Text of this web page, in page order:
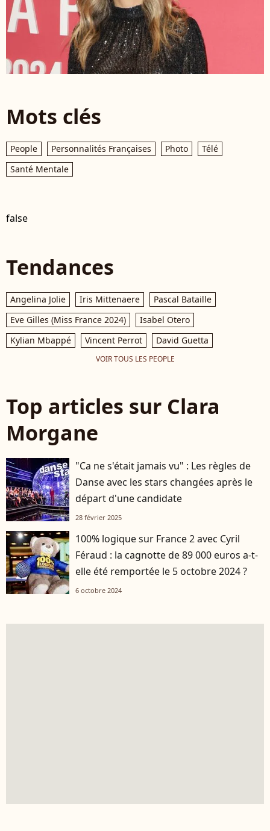
Mots clés
People Personnalités Françaises Photo
Télé
Santé Mentale
false
Tendances
Angelina Jolie Iris Mittenaere
Pascal Bataille
Eve Gilles (Miss France 2024)
Isabel Otero
Kylian Mbappé
Vincent Perrot David Guetta
VOIR TOUS LES PEOPLE
Top articles sur Clara
Morgane
"Ca ne s'était jamais vu" : Les règles de
Danse avec les stars changées après le
départ d'une candidate
28 février 2025
100% logique sur France 2 avec Cyril
Féraud : la cagnotte de 89 000 euros a-t-
elle été remportée le 5 octobre 2024 ?
6 octobre 2024